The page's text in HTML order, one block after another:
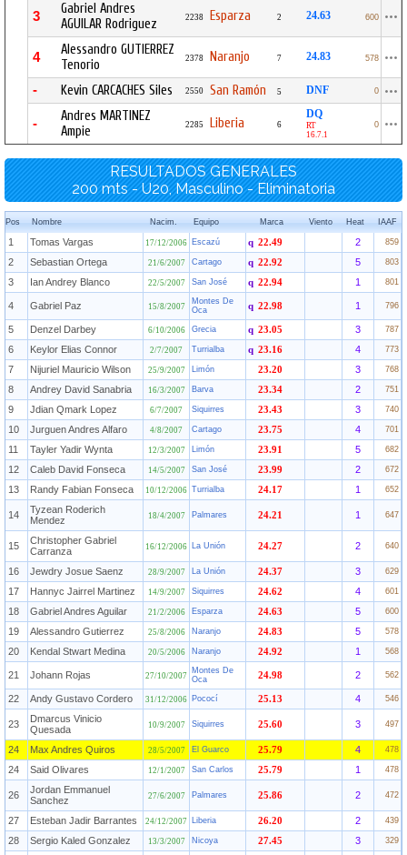
3
Gabriel Andres
AGUILAR Rodriguez
2238 Esparza 2 24.63 600
4
Alessandro GUTIERREZ
Tenorio
2378 Naranjo 7 24.83 578
- Kevin CARCACHES Siles 2550 San Ramón 5 DNF 0
-
Andres MARTINEZ
Ampie
2285 Liberia 6
DQ
RT
16.7.1
0
RESULTADOS GENERALES
200 mts - U20, Masculino - Eliminatoria
Pos Nombre Nacim. Equipo Marca Viento Heat IAAF
1 Tomas Vargas 17/12/2006 Escazú q 22.49 2 859
2 Sebastian Ortega 21/6/2007 Cartago q 22.92 5 803
3 Ian Andrey Blanco 22/5/2007 San José q 22.94 1 801
4 Gabriel Paz 15/8/2007
Montes De
Oca
q 22.98 1 796
5 Denzel Darbey 6/10/2006 Grecia q 23.05 3 787
6 Keylor Elias Connor 2/7/2007 Turrialba q 23.16 4 773
7 Nijuriel Mauricio Wilson 25/9/2007 Limón 23.20 3 768
8 Andrey David Sanabria 16/3/2007 Barva 23.34 2 751
9 Jdian Qmark Lopez 6/7/2007 Siquirres 23.43 3 740
10 Jurguen Andres Alfaro 4/8/2007 Cartago 23.75 4 701
11 Tayler Yadir Wynta 12/3/2007 Limón 23.91 5 682
12 Caleb David Fonseca 14/5/2007 San José 23.99 2 672
13 Randy Fabian Fonseca 10/12/2006 Turrialba 24.17 1 652
14
Tyzean Roderich
Mendez
18/4/2007 Palmares 24.21 1 647
15
Christopher Gabriel
Carranza
16/12/2006 La Unión 24.27 2 640
16 Jewdry Josue Saenz 28/9/2007 La Unión 24.37 3 629
17 Hannyc Jairrel Martinez 14/9/2007 Siquirres 24.62 4 601
18 Gabriel Andres Aguilar 21/2/2006 Esparza 24.63 5 600
19 Alessandro Gutierrez 25/8/2006 Naranjo 24.83 5 578
20 Kendal Stwart Medina 20/5/2006 Naranjo 24.92 1 568
21 Johann Rojas 27/10/2007
Montes De
Oca
24.98 2 562
22 Andy Gustavo Cordero 31/12/2006 Pococí 25.13 4 546
23
Dmarcus Vinicio
Quesada
10/9/2007 Siquirres 25.60 3 497
24 Max Andres Quiros 28/5/2007 El Guarco 25.79 4 478
24 Said Olivares 12/1/2007 San Carlos 25.79 1 478
26
Jordan Emmanuel
Sanchez
27/6/2007 Palmares 25.86 2 472
27 Esteban Jadir Barrantes 24/12/2007 Liberia 26.20 2 439
28 Sergio Kaled Gonzalez 13/3/2007 Nicoya 27.45 3 329